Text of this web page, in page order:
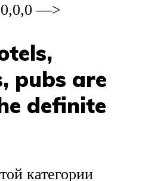
—>
pubs are
definite
категории